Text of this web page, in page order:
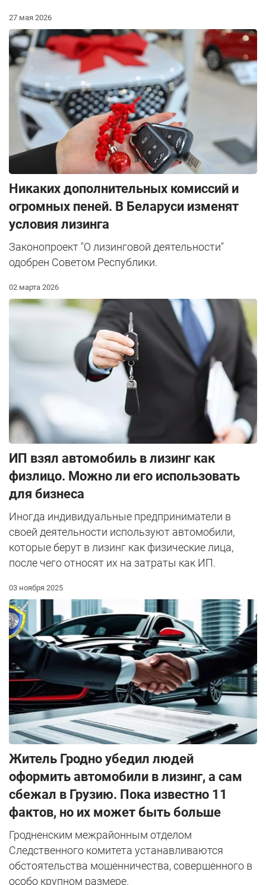
27 мая 2026
Никаких дополнительных комиссий и
огромных пеней. В Беларуси изменят
условия лизинга
Законопроект "О лизинговой деятельности"
одобрен Советом Республики.
02 марта 2026
ИП взял автомобиль в лизинг как
физлицо. Можно ли его использовать
для бизнеса
Иногда индивидуальные предприниматели в
своей деятельности используют автомобили,
которые берут в лизинг как физические лица,
после чего относят их на затраты как ИП.
03 ноября 2025
Житель Гродно убедил людей
оформить автомобили в лизинг, а сам
сбежал в Грузию. Пока известно 11
фактов, но их может быть больше
Гродненским межрайонным отделом
Следственного комитета устанавливаются
обстоятельства мошенничества, совершенного в
особо крупном размере.